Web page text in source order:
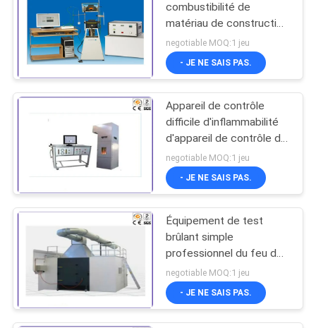
PLAN
SITE
POLITIQUE
CONFIDENTIALITÉ
combustibilité de
matériau de construction
avec la température
maximale 900°C
negotiable MOQ:1 jeu
- JE NE SAIS PAS.
Appareil de contrôle
difficile d'inflammabilité
d'appareil de contrôle du
feu de matériau de
construction de GB/T
8625
negotiable MOQ:1 jeu
- JE NE SAIS PAS.
Équipement de test
brûlant simple
professionnel du feu de
l'appareillage d'essai
d'article/SBI
negotiable MOQ:1 jeu
- JE NE SAIS PAS.